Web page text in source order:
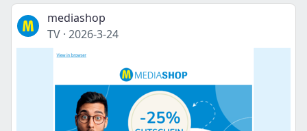
mediashop
TV · 2026-3-24